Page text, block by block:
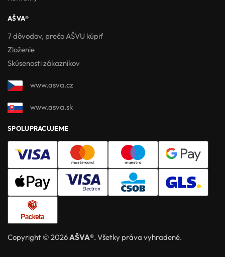
AŠVA®
7 dôvodov, prečo AŠVU kúpiť
Zloženie
Skúsenosti zákazníkov
www.asva.cz
www.asva.sk
SPOLUPRACUJEME
Copyright © 2026AŠVA®. Všetky práva vyhradené.